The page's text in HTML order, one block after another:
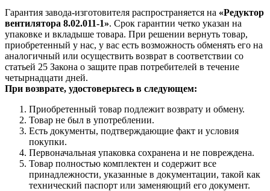
Гарантия завода-изготовителя распространяется на «Редуктор
вентилятора 8.02.011-1». Срок гарантии четко указан на
упаковке и вкладыше товара. При решении вернуть товар,
приобретенный у нас, у вас есть возможность обменять его на
аналогичный или осуществить возврат в соответствии со
статьей 25 Закона о защите прав потребителей в течение
четырнадцати дней.
При возврате, удостоверьтесь в следующем:
Приобретенный товар подлежит возврату и обмену.
Товар не был в употреблении.
Есть документы, подтверждающие факт и условия
покупки.
Первоначальная упаковка сохранена и не повреждена.
Товар полностью комплектен и содержит все
принадлежности, указанные в документации, такой как
технический паспорт или заменяющий его документ.